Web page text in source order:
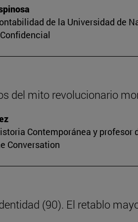
de la Universidad de
del mito revolucionario
Contemporánea y
Conversation
(90). El retablo